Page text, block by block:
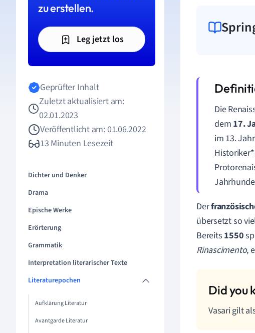
zu erstellen.
Leg jetzt los
Geprüfter Inhalt
Zuletzt aktualisiert am:
02.01.2023
Veröffentlicht am: 01.06.2022
13 Minuten Lesezeit
Dichter und Denker
Drama
Epische Werke
Erörterung
Grammatik
Interpretation literarischer Texte
Literaturepochen
Aufklärung Literatur
Avantgarde Literatur
Die
dem 17.
im 13.
Der
übersetzt so
Bereits 1550
Rinascimento,
Vasari gilt